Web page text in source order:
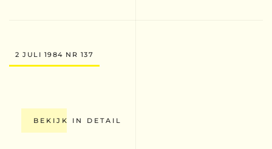
2 JULI 1984 NR 137
BEKIJK IN DETAIL